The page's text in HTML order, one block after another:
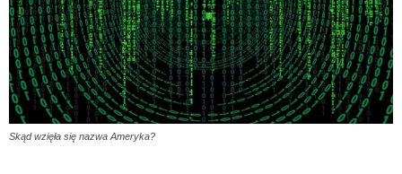
Skąd wzięła się nazwa Ameryka?